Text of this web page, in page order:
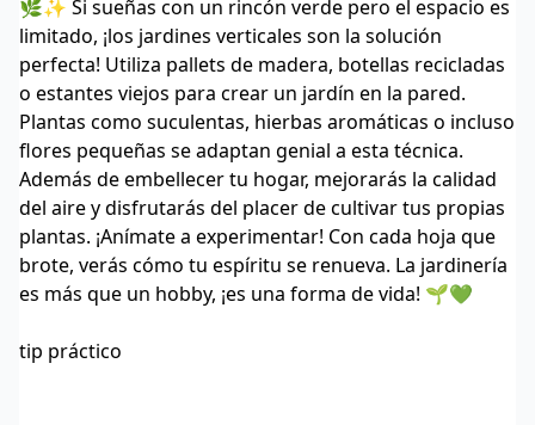
🌿✨ Si sueñas con un rincón verde pero el espacio es
limitado, ¡los jardines verticales son la solución
perfecta! Utiliza pallets de madera, botellas recicladas
o estantes viejos para crear un jardín en la pared.
Plantas como suculentas, hierbas aromáticas o incluso
flores pequeñas se adaptan genial a esta técnica.
Además de embellecer tu hogar, mejorarás la calidad
del aire y disfrutarás del placer de cultivar tus propias
plantas. ¡Anímate a experimentar! Con cada hoja que
brote, verás cómo tu espíritu se renueva. La jardinería
es más que un hobby, ¡es una forma de vida! 🌱💚
tip práctico